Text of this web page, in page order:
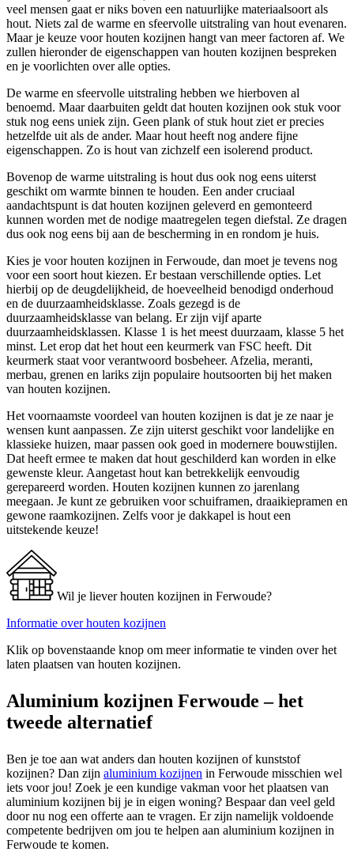
veel mensen gaat er niks boven een natuurlijke materiaalsoort als
hout. Niets zal de warme en sfeervolle uitstraling van hout evenaren.
Maar je keuze voor houten kozijnen hangt van meer factoren af. We
zullen hieronder de eigenschappen van houten kozijnen bespreken
en je voorlichten over alle opties.
De warme en sfeervolle uitstraling hebben we hierboven al
benoemd. Maar daarbuiten geldt dat houten kozijnen ook stuk voor
stuk nog eens uniek zijn. Geen plank of stuk hout ziet er precies
hetzelfde uit als de ander. Maar hout heeft nog andere fijne
eigenschappen. Zo is hout van zichzelf een isolerend product.
Bovenop de warme uitstraling is hout dus ook nog eens uiterst
geschikt om warmte binnen te houden. Een ander cruciaal
aandachtspunt is dat houten kozijnen geleverd en gemonteerd
kunnen worden met de nodige maatregelen tegen diefstal. Ze dragen
dus ook nog eens bij aan de bescherming in en rondom je huis.
Kies je voor houten kozijnen in Ferwoude, dan moet je tevens nog
voor een soort hout kiezen. Er bestaan verschillende opties. Let
hierbij op de deugdelijkheid, de hoeveelheid benodigd onderhoud
en de duurzaamheidsklasse. Zoals gezegd is de
duurzaamheidsklasse van belang. Er zijn vijf aparte
duurzaamheidsklassen. Klasse 1 is het meest duurzaam, klasse 5 het
minst. Let erop dat het hout een keurmerk van FSC heeft. Dit
keurmerk staat voor verantwoord bosbeheer. Afzelia, meranti,
merbau, grenen en lariks zijn populaire houtsoorten bij het maken
van houten kozijnen.
Het voornaamste voordeel van houten kozijnen is dat je ze naar je
wensen kunt aanpassen. Ze zijn uiterst geschikt voor landelijke en
klassieke huizen, maar passen ook goed in modernere bouwstijlen.
Dat heeft ermee te maken dat hout geschilderd kan worden in elke
gewenste kleur. Aangetast hout kan betrekkelijk eenvoudig
gerepareerd worden. Houten kozijnen kunnen zo jarenlang
meegaan. Je kunt ze gebruiken voor schuiframen, draaikiepramen en
gewone raamkozijnen. Zelfs voor je dakkapel is hout een
uitstekende keuze!
Wil je liever houten kozijnen in Ferwoude?
Informatie over houten kozijnen
Klik op bovenstaande knop om meer informatie te vinden over het
laten plaatsen van houten kozijnen.
Aluminium kozijnen Ferwoude – het
tweede alternatief
Ben je toe aan wat anders dan houten kozijnen of kunststof
kozijnen? Dan zijn aluminium kozijnen in Ferwoude misschien wel
iets voor jou! Zoek je een kundige vakman voor het plaatsen van
aluminium kozijnen bij je in eigen woning? Bespaar dan veel geld
door nu nog een offerte aan te vragen. Er zijn namelijk voldoende
competente bedrijven om jou te helpen aan aluminium kozijnen in
Ferwoude te komen.